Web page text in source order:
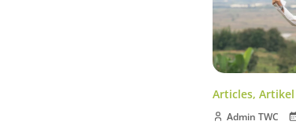
Articles, Artikel
Admin TWC